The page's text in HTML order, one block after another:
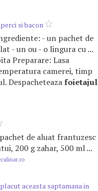
si bacon
- un pachet de
- un ou - o lingura cu ...
Preparare: Lasa
camerei, timp
Despacheteazafoietajul
de aluat frantuzesc
200 g zahar, 500 ml ...
aceasta saptamana in